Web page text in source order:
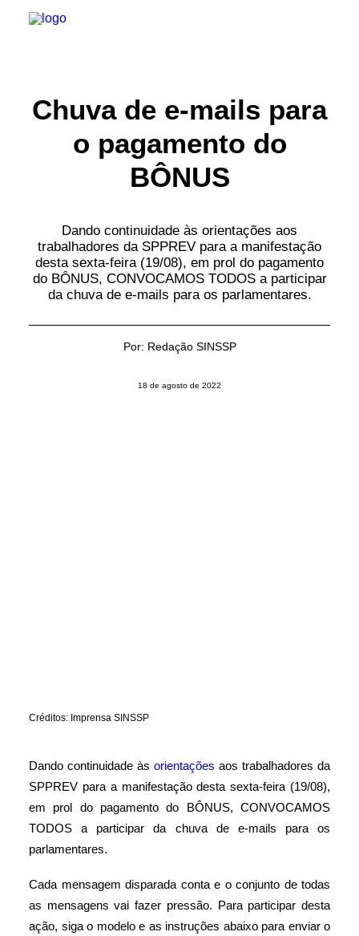
PREVIDÊNCIA
SESC
Chuva de e-mails para
o pagamento do
BÔNUS
Dando continuidade às orientações aos
trabalhadores da SPPREV para a manifestação
desta sexta-feira (19/08), em prol do pagamento
do BÔNUS, CONVOCAMOS TODOS a participar
da chuva de e-mails para os parlamentares.
Por: Redação SINSSP
18 de agosto de 2022
Créditos: Imprensa SINSSP
Dando continuidade às orientações aos trabalhadores da
SPPREV para a manifestação desta sexta-feira (19/08),
em prol do pagamento do BÔNUS, CONVOCAMOS
TODOS a participar da chuva de e-mails para os
parlamentares.
Cada mensagem disparada conta e o conjunto de todas
as mensagens vai fazer pressão. Para participar desta
ação, siga o modelo e as instruções abaixo para enviar o